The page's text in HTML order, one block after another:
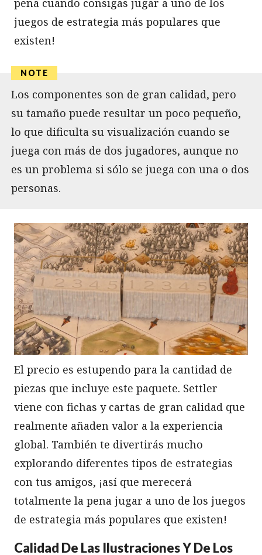
juegos de estrategia más populares que
existen!
Los componentes son de gran calidad, pero
su tamaño puede resultar un poco pequeño,
lo que dificulta su visualización cuando se
juega con más de dos jugadores, aunque no
es un problema si sólo se juega con una o dos
personas.
El precio es estupendo para la cantidad de
piezas que incluye este paquete. Settler
viene con fichas y cartas de gran calidad que
realmente añaden valor a la experiencia
global. También te divertirás mucho
explorando diferentes tipos de estrategias
con tus amigos, ¡así que merecerá
totalmente la pena jugar a uno de los juegos
de estrategia más populares que existen!
Calidad De Las Ilustraciones Y De Los